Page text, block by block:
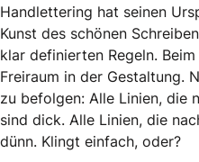
Handlettering hat seinen
Kunst des schönen
klar definierten Regeln.
Freiraum in der Gestaltung.
zu befolgen: Alle Linien, die
sind dick. Alle Linien, die
dünn. Klingt einfach, oder?